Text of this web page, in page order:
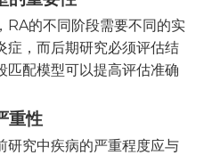
RA的不同阶段需要不同的实
症，而后期研究必须评估结
匹配模型可以提高评估准确
重性
研究中疾病的严重程度应与